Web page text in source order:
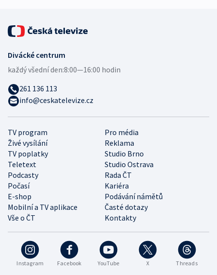
Instagram Facebook YouTube X Threads
TV program
Pro média
Živé vysílání
Reklama
TV poplatky
Studio Brno
Teletext
Studio Ostrava
Podcasty
Rada ČT
Počasí
Kariéra
E-shop
Podávání námětů
Mobilní a TV aplikace
Časté dotazy
Vše o ČT
Kontakty
Divácké centrum
každý všední den:8:00—16:00 hodin
261 136 113
info@ceskatelevize.cz